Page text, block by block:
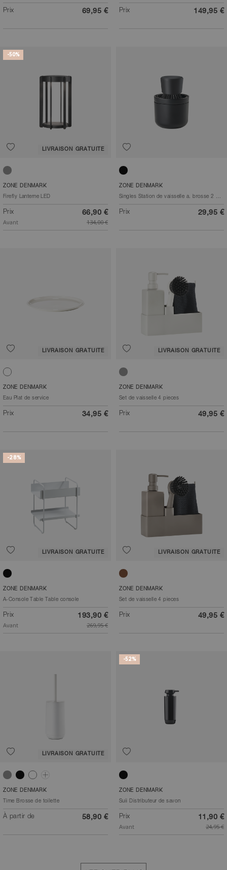
Prix 69,95 € Prix 149,95 €
-50%
LIVRAISON GRATUITE
Gris clair
ZONE DENMARK
Firefly Lanterne LED
Prix 66,90 €
Avant 134,00 €
Noir
ZONE DENMARK
Singles Station de vaisselle a. brosse 2 pieces
Prix 29,95 €
LIVRAISON GRATUITE
Blanc cassé
ZONE DENMARK
Eau Plat de service
Prix 34,95 €
LIVRAISON GRATUITE
Gris chaud
ZONE DENMARK
Set de vaisselle 4 pieces
Prix 49,95 €
-28%
LIVRAISON GRATUITE
Noir
ZONE DENMARK
A-Console Table Table console
Prix 193,90 €
Avant 269,95 €
LIVRAISON GRATUITE
Taupe
ZONE DENMARK
Set de vaisselle 4 pieces
Prix 49,95 €
LIVRAISON GRATUITE
Gris clair
NoirBlancConcrete
ZONE DENMARK
Time Brosse de toilette
À partir de 58,90 €
-52%
Noir
ZONE DENMARK
Suii Distributeur de savon
Prix 11,90 €
Avant 24,95 €